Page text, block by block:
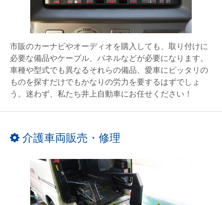
市販のカーナビやオーディオを購入しても、取り付けに
必要な備品やケーブル、パネルなどが必要になります。
車種や型式でも異なるそれらの備品、愛車にピッタリの
ものを探すだけでもかなりの労力を要するはずでしょ
う。迷わず、私たち井上自動車にお任せください！
介護車両販売・修理